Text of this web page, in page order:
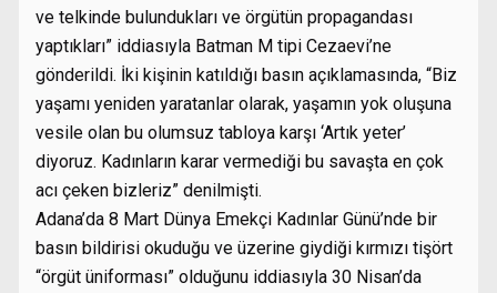
ve telkinde bulundukları ve örgütün propagandası
yaptıkları” iddiasıyla Batman M tipi Cezaevi’ne
gönderildi. İki kişinin katıldığı basın açıklamasında, “Biz
yaşamı yeniden yaratanlar olarak, yaşamın yok oluşuna
vesile olan bu olumsuz tabloya karşı ‘Artık yeter’
diyoruz. Kadınların karar vermediği bu savaşta en çok
acı çeken bizleriz” denilmişti.
Adana’da 8 Mart Dünya Emekçi Kadınlar Günü’nde bir
basın bildirisi okuduğu ve üzerine giydiği kırmızı tişört
“örgüt üniforması” olduğunu iddiasıyla 30 Nisan’da